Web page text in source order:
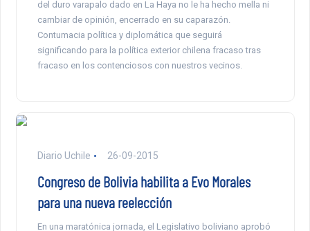
del duro varapalo dado en La Haya no le ha hecho mella ni
cambiar de opinión, encerrado en su caparazón.
Contumacia política y diplomática que seguirá
significando para la política exterior chilena fracaso tras
fracaso en los contenciosos con nuestros vecinos.
Diario Uchile 26-09-2015
Congreso de Bolivia habilita a Evo Morales
para una nueva reelección
En una maratónica jornada, el Legislativo boliviano aprobó